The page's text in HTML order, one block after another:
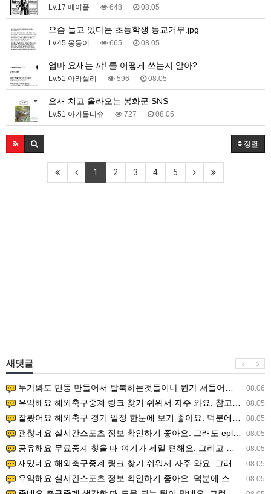
Lv.17 메이플 648 08.05
요즘 늘고 있다는 초등학생 등교거부.jpg
Lv.45 몽둥이 665 08.05
엄마 요새는 꺄! 를 어떻게 쓰는지 알아?
Lv.51 아라셀리 596 08.05
요새 치고 올라오는 봉화군 SNS
Lv.51 아기물티슈 727 08.05
정렬
1 2 3 4 5
새댓글
08.06
누가봐도 민둥 만들어서 탈북하는것들이나 뭔가 쳐들어오는 낌새를 미리 알아차리기 위함이지 저걸 전쟁준비라고 하…
08.05
유익해요 해외축구중계 링크 찾기 쉬워서 자주 와요. 참고로 무료스포츠중계 정보 확인할 때 출처 꼭 체크해요.…
08.05
잘봤어요 해외축구 경기 일정 한눈에 보기 좋아요. 덕분에 epl중계 볼 때 공식 중계 채널 먼저 찾아봐요. …
08.05
괜찮네요 실시간스포츠 정보 확인하기 좋아요. 그래도 epl중계 볼 때 공식 중계 채널 먼저 찾아봐요. 북마크…
08.05
공유해요 무료중계 찾을 때 여기가 제일 편해요. 그리고 무료스포츠중계 정보 확인할 때 출처 꼭 체크해요. 앞…
08.05
재밌네요 해외축구중계 링크 찾기 쉬워서 자주 와요. 그래서 해외축구중계도 정식 서비스로 봐야 안전해요. 다음…
08.05
유익해요 실시간스포츠 정보 확인하기 좋아요. 덕분에 스포츠중계는 합법적인 경로로만 시청하려 해요. 좋은 정보…